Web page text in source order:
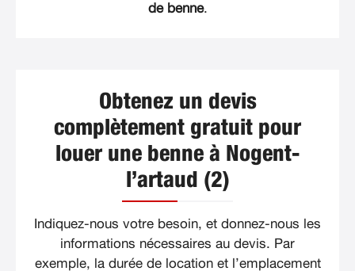
de benne.
Obtenez un devis
complètement gratuit pour
louer une benne à Nogent-
l’artaud (2)
Indiquez-nous votre besoin, et donnez-nous les
informations nécessaires au devis. Par
exemple, la durée de location et l’emplacement